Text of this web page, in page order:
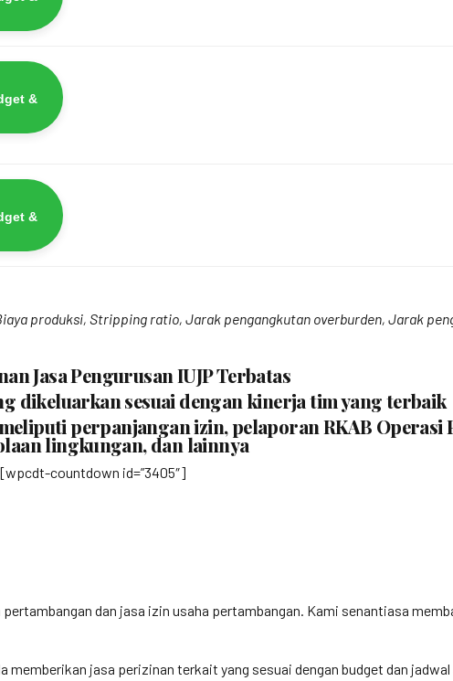
&
&
produksi, Stripping ratio, Jarak pengangkutan overburden, Jarak
Jasa Pengurusan IUJP Terbatas
dikeluarkan sesuai dengan kinerja tim yang terbaik
perpanjangan izin, pelaporan RKAB Operasi
lingkungan, dan lainnya
[wpcdt-countdown id=”3405″]
dan jasa izin usaha pertambangan. Kami senantiasa
jasa perizinan terkait yang sesuai dengan budget dan jadwal